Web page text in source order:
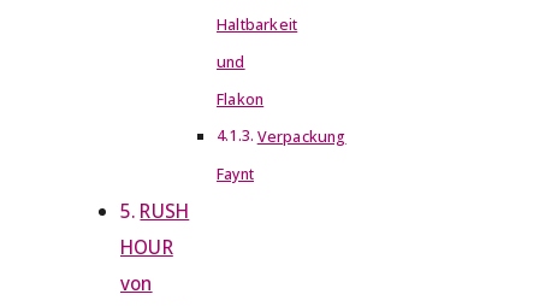
Haltbarkeit
und
Flakon
Verpackung
Faynt
RUSH
HOUR
von